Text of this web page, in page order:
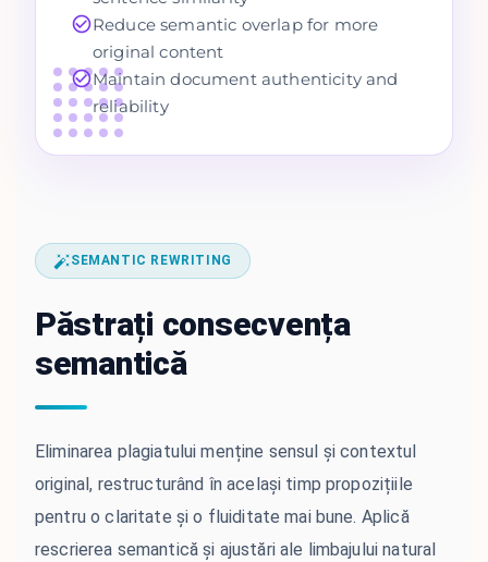
Reduce semantic overlap for more
original content
Maintain document authenticity and
reliability
SEMANTIC REWRITING
Păstrați consecvența
semantică
Eliminarea plagiatului menține sensul și contextul
original, restructurând în același timp propozițiile
pentru o claritate și o fluiditate mai bune. Aplică
rescrierea semantică și ajustări ale limbajului natural